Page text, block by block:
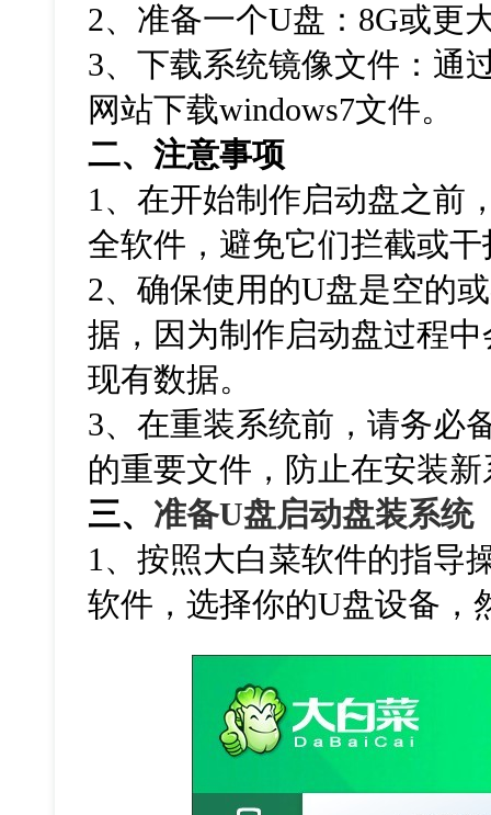
2、准备一个U盘：8G或更
3、下载系统镜像文件：通
网站下载windows7文件。
二、注意事项
1、在开始制作启动盘之前
全软件，避免它们拦截或
2、确保使用的U盘是空的
据，因为制作启动盘过程
现有数据。
3、在重装系统前，请务必
的重要文件，防止在安装
三、 准备U盘启动盘装系统
1 、按照大白菜软件的指导
软件，选择你的U盘设备，